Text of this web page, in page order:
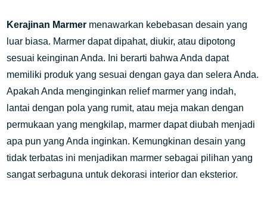
Kerajinan Marmer menawarkan kebebasan desain yang
luar biasa. Marmer dapat dipahat, diukir, atau dipotong
sesuai keinginan Anda. Ini berarti bahwa Anda dapat
memiliki produk yang sesuai dengan gaya dan selera Anda.
Apakah Anda menginginkan relief marmer yang indah,
lantai dengan pola yang rumit, atau meja makan dengan
permukaan yang mengkilap, marmer dapat diubah menjadi
apa pun yang Anda inginkan. Kemungkinan desain yang
tidak terbatas ini menjadikan marmer sebagai pilihan yang
sangat serbaguna untuk dekorasi interior dan eksterior.